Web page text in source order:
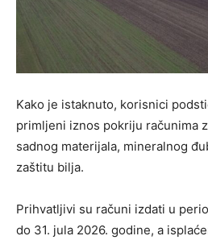
Kako je istaknuto, korisnici
primljeni iznos pokriju računima
sadnog materijala, mineralnog
zaštitu bilja.
Prihvatljivi su računi izdati u
do 31. jula 2026. godine, a